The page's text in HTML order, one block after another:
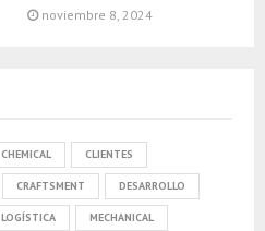
noviembre 8, 2024
CHEMICAL CLIENTES
CRAFTSMENT DESARROLLO
LOGÍSTICA MECHANICAL